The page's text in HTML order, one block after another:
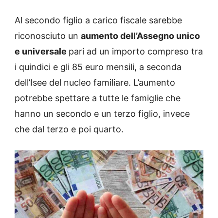
Al secondo figlio a carico fiscale sarebbe
riconosciuto un aumento dell’Assegno unico
e universale pari ad un importo compreso tra
i quindici e gli 85 euro mensili, a seconda
dell’Isee del nucleo familiare. L’aumento
potrebbe spettare a tutte le famiglie che
hanno un secondo e un terzo figlio, invece
che dal terzo e poi quarto.